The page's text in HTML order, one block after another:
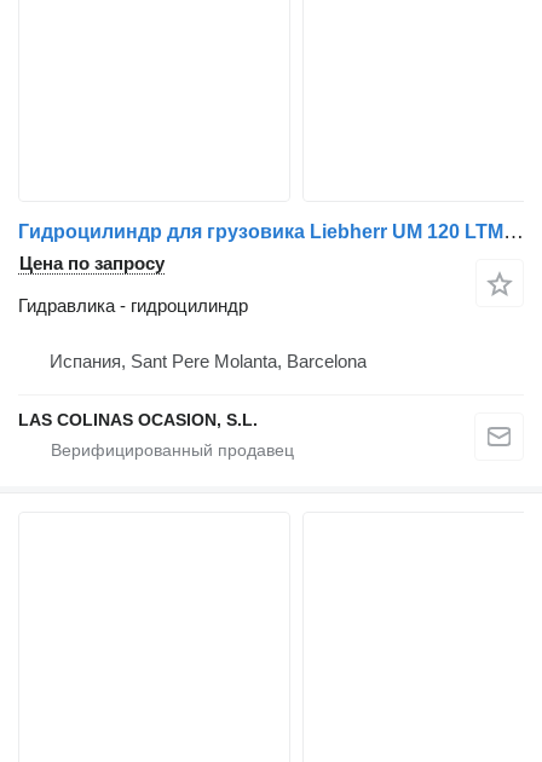
Гидроцилиндр для грузовика Liebherr UM 120 LTM 1030
Цена по запросу
Гидравлика - гидроцилиндр
Испания, Sant Pere Molanta, Barcelona
LAS COLINAS OCASION, S.L.